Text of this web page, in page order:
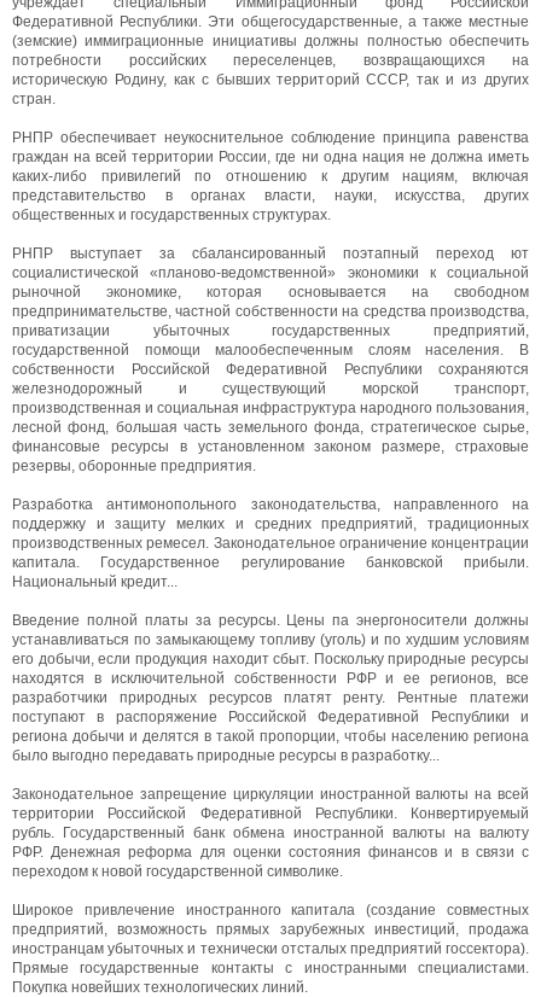
Федеративной Республики. Эти общегосударственные, а также местные
(земские) иммиграционные инициативы должны полностью обеспечить
потребности российских переселенцев, возвращающихся на
историческую Родину, как с бывших территорий СССР, так и из других
стран.
РНПР обеспечивает неукоснительное соблюдение принципа равенства
граждан на всей территории России, где ни одна нация не должна иметь
каких-либо привилегий по отношению к другим нациям, включая
представительство в органах власти, науки, искусства, других
общественных и государственных структурах.
РНПР выступает за сбалансированный поэтапный переход ют
социалистической «планово-ведомственной» экономики к социальной
рыночной экономике, которая основывается на свободном
предпринимательстве, частной собственности на средства производства,
приватизации убыточных государственных предприятий,
государственной помощи малообеспеченным слоям населения. В
собственности Российской Федеративной Республики сохраняются
железнодорожный и существующий морской транспорт,
производственная и социальная инфраструктура народного пользования,
лесной фонд, большая часть земельного фонда, стратегическое сырье,
финансовые ресурсы в установленном законом размере, страховые
резервы, оборонные предприятия.
Разработка антимонопольного законодательства, направленного на
поддержку и защиту мелких и средних предприятий, традиционных
производственных ремесел. Законодательное ограничение концентрации
капитала. Государственное регулирование банковской прибыли.
Национальный кредит...
Введение полной платы за ресурсы. Цены па энергоносители должны
устанавливаться по замыкающему топливу (уголь) и по худшим условиям
его добычи, если продукция находит сбыт. Поскольку природные ресурсы
находятся в исключительной собственности РФР и ее регионов, все
разработчики природных ресурсов платят ренту. Рентные платежи
поступают в распоряжение Российской Федеративной Республики и
региона добычи и делятся в такой пропорции, чтобы населению региона
было выгодно передавать природные ресурсы в разработку...
Законодательное запрещение циркуляции иностранной валюты на всей
территории Российской Федеративной Республики. Конвертируемый
рубль. Государственный банк обмена иностранной валюты на валюту
РФР. Денежная реформа для оценки состояния финансов и в связи с
переходом к новой государственной символике.
Широкое привлечение иностранного капитала (создание совместных
предприятий, возможность прямых зарубежных инвестиций, продажа
иностранцам убыточных и технически отсталых предприятий госсектора).
Прямые государственные контакты с иностранными специалистами.
Покупка новейших технологических линий.